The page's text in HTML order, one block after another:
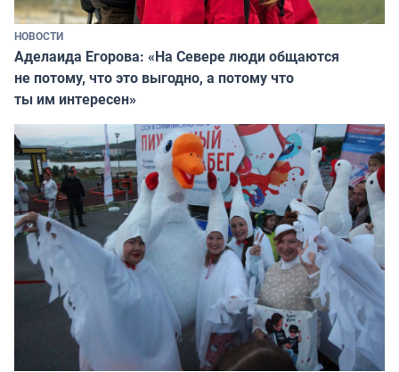
НОВОСТИ
Аделаида Егорова: «На Севере люди общаются
не потому, что это выгодно, а потому что
ты им интересен»